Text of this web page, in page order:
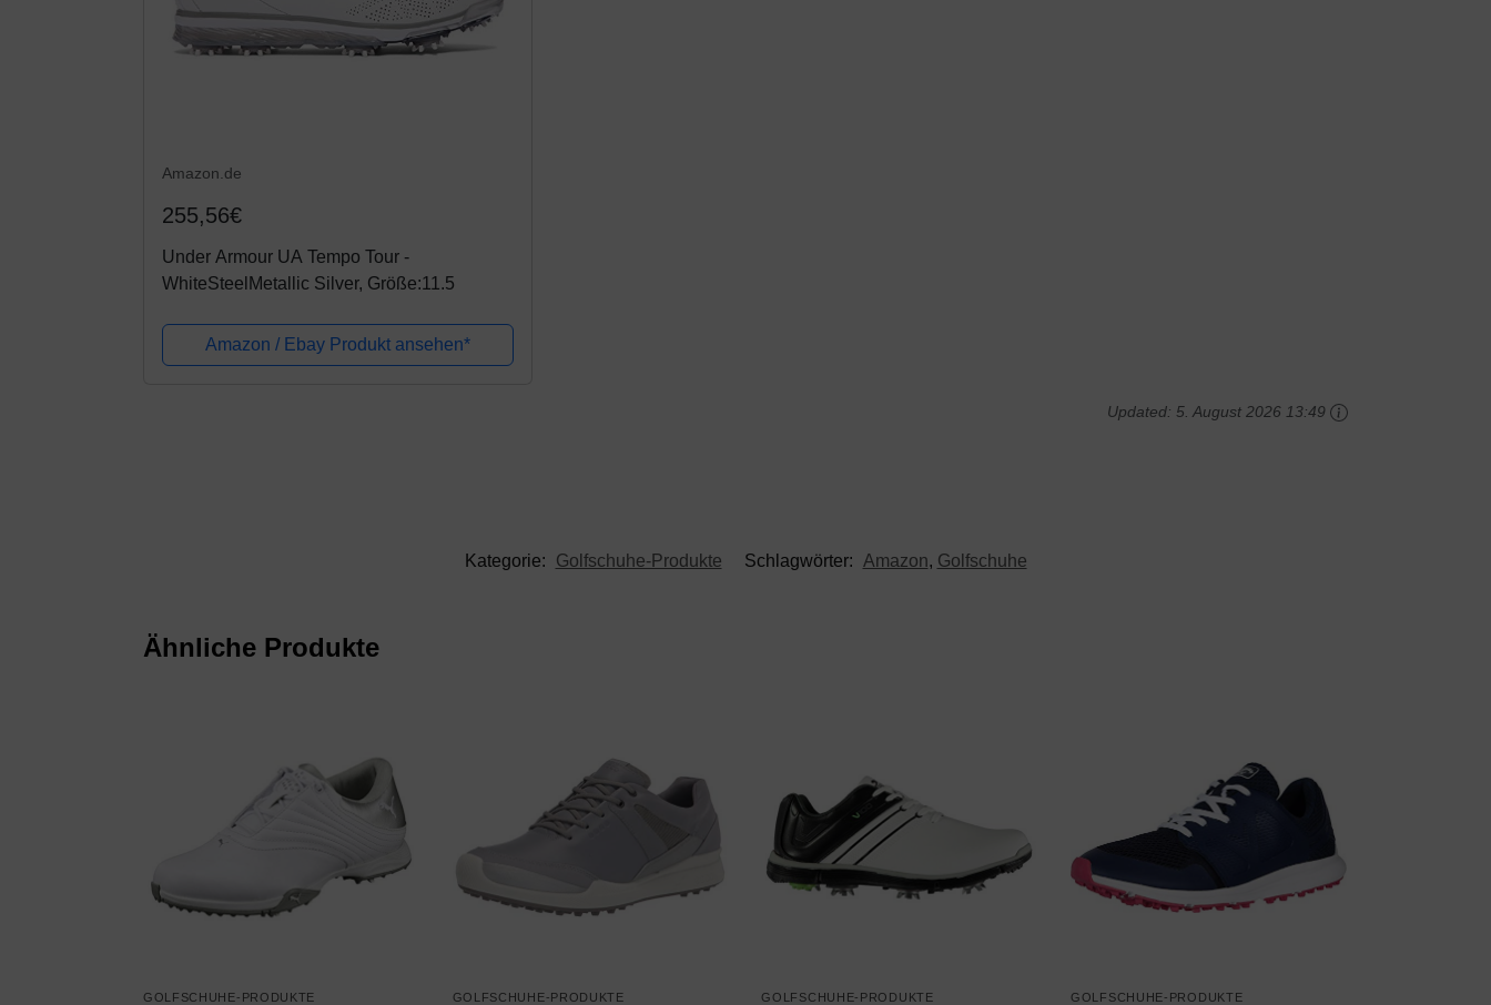
Amazon.de
255,56€
Under Armour UA Tempo Tour -
WhiteSteelMetallic Silver, Größe:11.5
Amazon / Ebay Produkt ansehen*
Updated: 5. August 2026 13:49
Kategorie: Golfschuhe-Produkte Schlagwörter: Amazon, Golfschuhe
Ähnliche Produkte
GOLFSCHUHE-PRODUKTE GOLFSCHUHE-PRODUKTE GOLFSCHUHE-PRODUKTE GOLFSCHUHE-PRODUKTE